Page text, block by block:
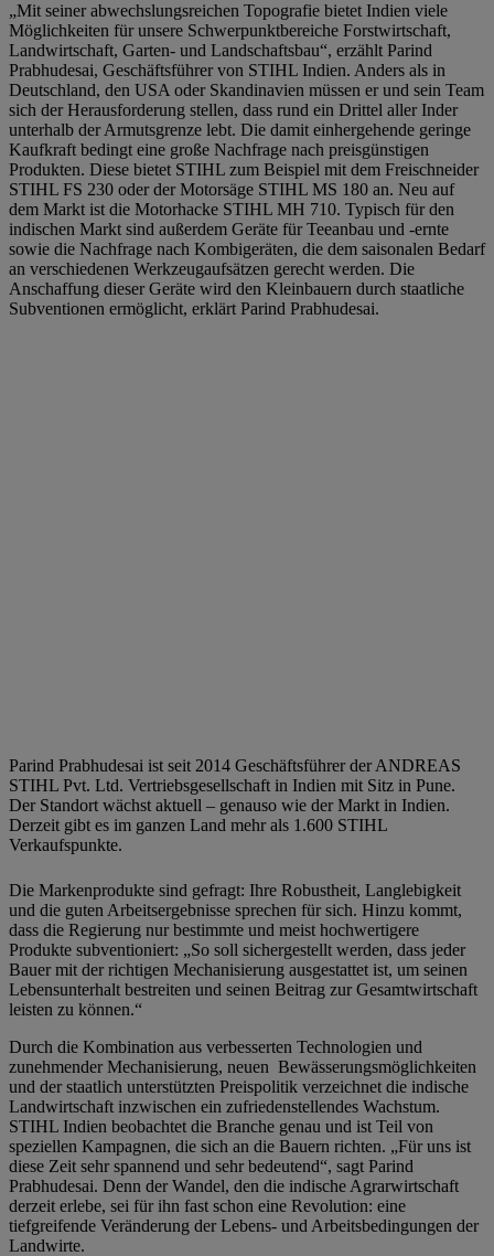
„Mit seiner abwechslungsreichen Topografie bietet Indien viele
Möglichkeiten für unsere Schwerpunktbereiche Forstwirtschaft,
Landwirtschaft, Garten- und Landschaftsbau“, erzählt Parind
Prabhudesai, Geschäftsführer von STIHL Indien. Anders als in
Deutschland, den USA oder Skandinavien müssen er und sein Team
sich der Herausforderung stellen, dass rund ein Drittel aller Inder
unterhalb der Armutsgrenze lebt. Die damit einhergehende geringe
Kaufkraft bedingt eine große Nachfrage nach preisgünstigen
Produkten. Diese bietet STIHL zum Beispiel mit dem Freischneider
STIHL FS 230 oder der Motorsäge STIHL MS 180 an. Neu auf
dem Markt ist die Motorhacke STIHL MH 710. Typisch für den
indischen Markt sind außerdem Geräte für Teeanbau und -ernte
sowie die Nachfrage nach Kombigeräten, die dem saisonalen Bedarf
an verschiedenen Werkzeugaufsätzen gerecht werden. Die
Anschaffung dieser Geräte wird den Kleinbauern durch staatliche
Subventionen ermöglicht, erklärt Parind Prabhudesai.
Parind Prabhudesai ist seit 2014 Geschäftsführer der ANDREAS
STIHL Pvt. Ltd. Vertriebsgesellschaft in Indien mit Sitz in Pune.
Der Standort wächst aktuell – genauso wie der Markt in Indien.
Derzeit gibt es im ganzen Land mehr als 1.600 STIHL
Verkaufspunkte.
Die Markenprodukte sind gefragt: Ihre Robustheit, Langlebigkeit
und die guten Arbeitsergebnisse sprechen für sich. Hinzu kommt,
dass die Regierung nur bestimmte und meist hochwertigere
Produkte subventioniert: „So soll sichergestellt werden, dass jeder
Bauer mit der richtigen Mechanisierung ausgestattet ist, um seinen
Lebensunterhalt bestreiten und seinen Beitrag zur Gesamtwirtschaft
leisten zu können.“
Durch die Kombination aus verbesserten Technologien und
zunehmender Mechanisierung, neuen Bewässerungsmöglichkeiten
und der staatlich unterstützten Preispolitik verzeichnet die indische
Landwirtschaft inzwischen ein zufriedenstellendes Wachstum.
STIHL Indien beobachtet die Branche genau und ist Teil von
speziellen Kampagnen, die sich an die Bauern richten. „Für uns ist
diese Zeit sehr spannend und sehr bedeutend“, sagt Parind
Prabhudesai. Denn der Wandel, den die indische Agrarwirtschaft
derzeit erlebe, sei für ihn fast schon eine Revolution: eine
tiefgreifende Veränderung der Lebens- und Arbeitsbedingungen der
Landwirte.